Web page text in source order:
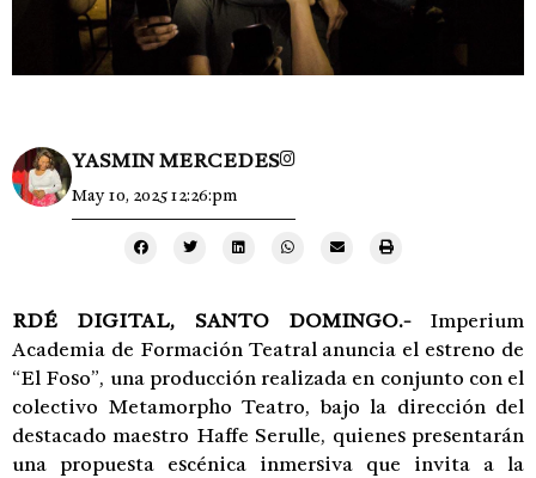
YASMIN MERCEDES
May 10, 2025 12:26:pm
RDÉ DIGITAL, SANTO DOMINGO.-Imperium
Academia de Formación Teatral anuncia el estreno de
“El Foso”, una producción realizada en conjunto con el
colectivo Metamorpho Teatro, bajo la dirección del
destacado maestro Haffe Serulle, quienes presentarán
una propuesta escénica inmersiva que invita a la